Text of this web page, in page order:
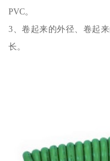
PVC。
3、卷起来的外径、卷起
长。